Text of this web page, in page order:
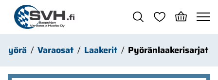
Siirry pääsisältöön
Varaosat Laakerit Pyöränlaakerisarjat